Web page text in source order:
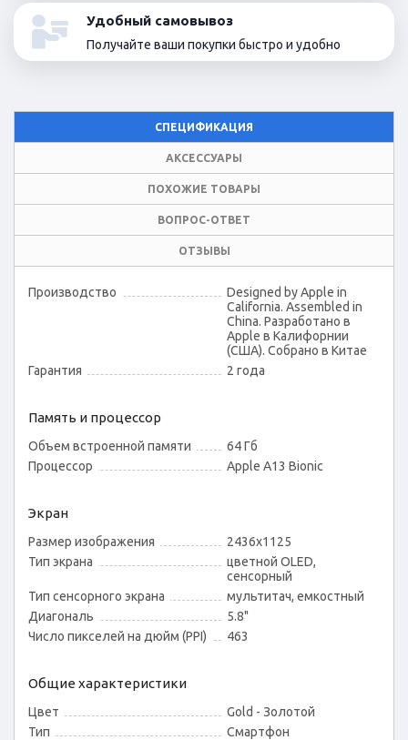
Удобный самовывоз
Получайте ваши покупки быстро и удобно
СПЕЦИФИКАЦИЯ
АКСЕССУАРЫ
ПОХОЖИЕ ТОВАРЫ
ВОПРОС-ОТВЕТ
ОТЗЫВЫ
Производство
Designed by Apple in
California. Assembled in
China. Разработано в
Apple в Калифорнии
(США). Собрано в Китае
Гарантия
2 года
Память и процессор
Объем встроенной памяти
64 Гб
Процессор
Apple A13 Bionic
Экран
Размер изображения
2436x1125
Тип экрана
цветной OLED,
сенсорный
Тип сенсорного экрана
мультитач, емкостный
Диагональ
5.8"
Число пикселей на дюйм (PPI)
463
Общие характеристики
Цвет
Gold - Золотой
Тип
Смартфон